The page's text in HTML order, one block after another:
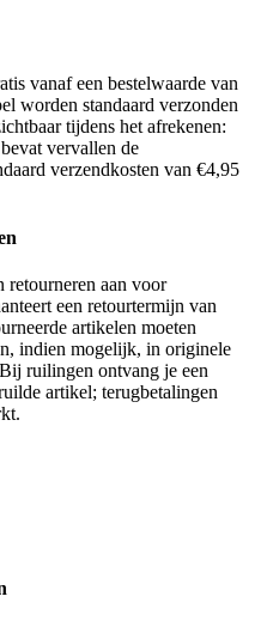
vanaf een bestelwaarde van
worden standaard verzonden
tijdens het afrekenen:
vervallen de
verzendkosten van €4,95
retourneren aan voor
een retourtermijn van
artikelen moeten
indien mogelijk, in originele
ruilingen ontvang je een
artikel; terugbetalingen